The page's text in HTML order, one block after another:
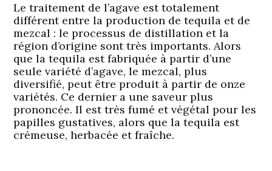
Le traitement de l’agave est totalement
différent entre la production de tequila et de
mezcal : le processus de distillation et la
région d’origine sont très importants. Alors
que la tequila est fabriquée à partir d’une
seule variété d’agave, le mezcal, plus
diversifié, peut être produit à partir de onze
variétés. Ce dernier a une saveur plus
prononcée. Il est très fumé et végétal pour les
papilles gustatives, alors que la tequila est
crémeuse, herbacée et fraîche.